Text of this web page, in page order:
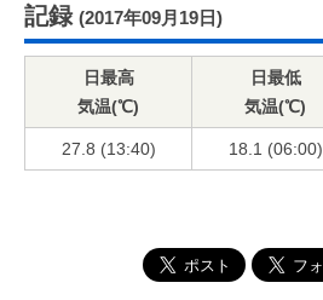
記録 (2017年09月19日)
日最高
気温(℃)
日最低
気温(℃)
27.8 (13:40) 18.1 (06:00)